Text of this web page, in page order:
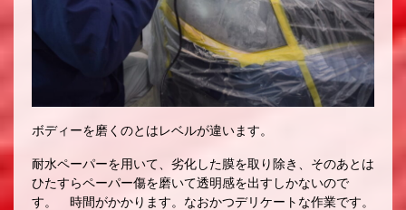
ボディーを磨くのとはレベルが違います。
耐水ペーパーを用いて、劣化した膜を取り除き、そのあとは
ひたすらペーパー傷を磨いて透明感を出すしかないので
す。 時間がかかります。なおかつデリケートな作業です。